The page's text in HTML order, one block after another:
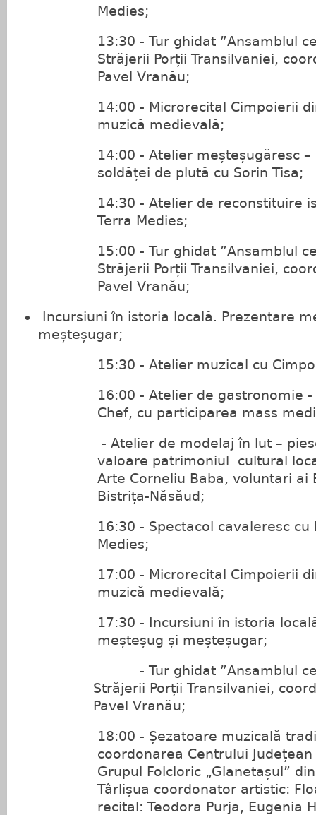
Medies;
13:30 - Tur ghidat ”Ansamblul
Străjerii Porții Transilvaniei,
Pavel Vranău;
14:00 - Microrecital Cimpoierii
muzică medievală;
14:00 - Atelier meșteșugăresc
soldăței de plută cu Sorin Tisa;
14:30 - Atelier de reconstituire
Terra Medies;
15:00 - Tur ghidat ”Ansamblul
Străjerii Porții Transilvaniei,
Pavel Vranău;
Incursiuni în istoria locală. Prezentare
meșteșugar;
15:30 - Atelier muzical cu
16:00 - Atelier de gastronomie -
Chef, cu participarea mass
- Atelier de modelaj în lut –
valoare patrimoniul cultural
Arte Corneliu Baba, voluntari ai
Bistrița-Năsăud;
16:30 - Spectacol cavaleresc cu
Medies;
17:00 - Microrecital Cimpoierii
muzică medievală;
17:30 - Incursiuni în istoria
meșteșug și meșteșugar;
- Tur ghidat ”Ansamblul
Străjerii Porții Transilvaniei,
Pavel Vranău;
18:00 - Șezatoare muzicală
coordonarea Centrului
Grupul Folcloric „Glanetașul”
Târlișua coordonator artistic:
recital: Teodora Purja, Eugenia